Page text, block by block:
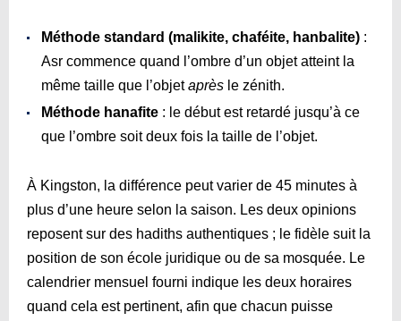
Méthode standard (malikite, chaféite, hanbalite) :
Asr commence quand l’ombre d’un objet atteint la
même taille que l’objetaprès le zénith.
Méthode hanafite : le début est retardé jusqu’à ce
que l’ombre soit deux fois la taille de l’objet.
À Kingston, la différence peut varier de 45 minutes à
plus d’une heure selon la saison. Les deux opinions
reposent sur des hadiths authentiques ; le fidèle suit la
position de son école juridique ou de sa mosquée. Le
calendrier mensuel fourni indique les deux horaires
quand cela est pertinent, afin que chacun puisse